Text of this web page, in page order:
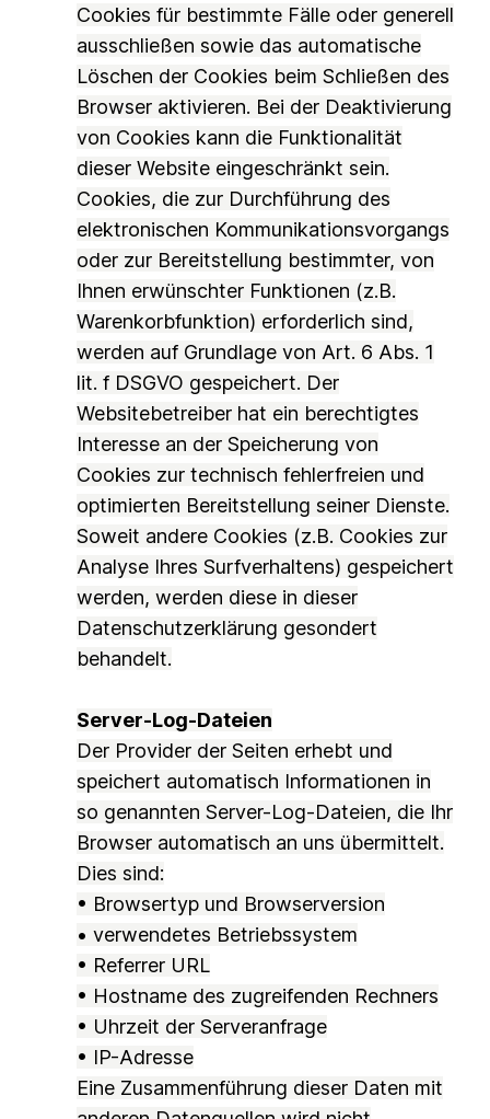
Cookies für bestimmte Fälle oder generell
ausschließen sowie das automatische
Löschen der Cookies beim Schließen des
Browser aktivieren. Bei der Deaktivierung
von Cookies kann die Funktionalität
dieser Website eingeschränkt sein.
Cookies, die zur Durchführung des
elektronischen Kommunikationsvorgangs
oder zur Bereitstellung bestimmter, von
Ihnen erwünschter Funktionen (z.B.
Warenkorbfunktion) erforderlich sind,
werden auf Grundlage von Art. 6 Abs. 1
lit. f DSGVO gespeichert. Der
Websitebetreiber hat ein berechtigtes
Interesse an der Speicherung von
Cookies zur technisch fehlerfreien und
optimierten Bereitstellung seiner Dienste.
Soweit andere Cookies (z.B. Cookies zur
Analyse Ihres Surfverhaltens) gespeichert
werden, werden diese in dieser
Datenschutzerklärung gesondert
behandelt.
Server-Log-Dateien
Der Provider der Seiten erhebt und
speichert automatisch Informationen in
so genannten Server-Log-Dateien, die Ihr
Browser automatisch an uns übermittelt.
Dies sind:
• Browsertyp und Browserversion
• verwendetes Betriebssystem
• Referrer URL
• Hostname des zugreifenden Rechners
• Uhrzeit der Serveranfrage
• IP-Adresse
Eine Zusammenführung dieser Daten mit